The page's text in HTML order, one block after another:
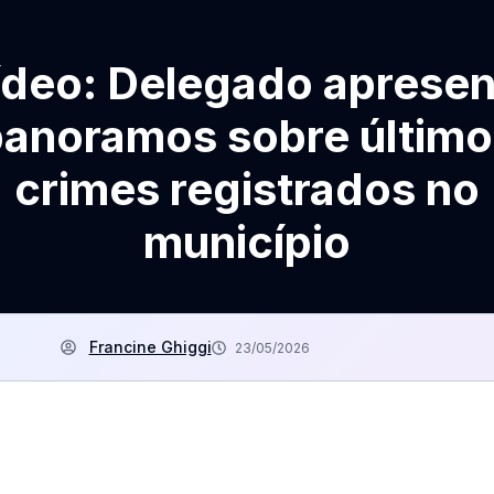
Delegado
sobre
crimes registrados no
município
Francine Ghiggi 23/05/2026